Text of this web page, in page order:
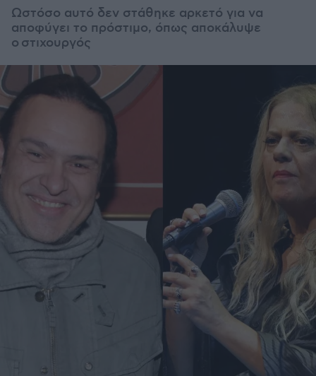
Ωστόσο αυτό δεν στάθηκε αρκετό για να
αποφύγει το πρόστιμο, όπως αποκάλυψε
ο στιχουργός